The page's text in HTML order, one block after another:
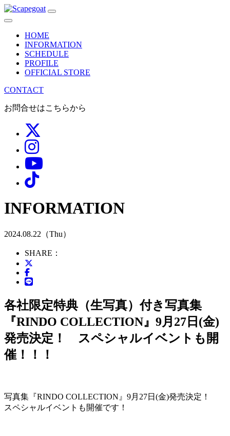
メ
ゲ
ー
HOME
INFORMATION
SCHEDULE
PROFILE
OFFICIAL STORE
CONTACT
お問合せはこちらから
INFORMATION
2024.08.22（Thu）
SHARE：
各社限定特典（生写真）付き写真集
『RINDO COLLECTION』9月27日(金)
発売決定！ スペシャルイベントも開
催！！！
写真集『RINDO COLLECTION』9月27日(金)発売決定！
スペシャルイベントも開催です！